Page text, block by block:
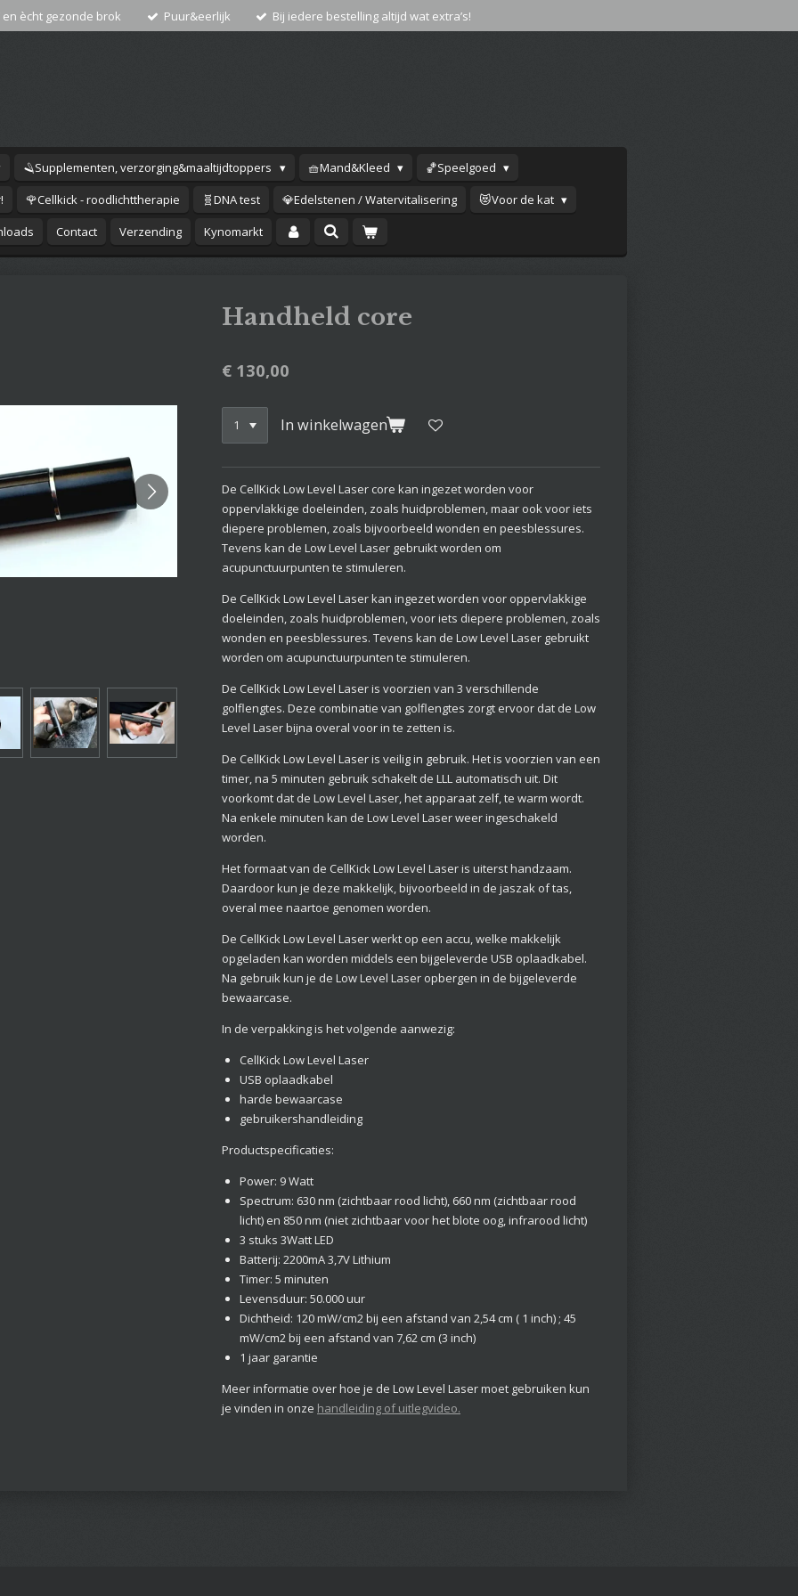
en ècht gezonde brok Puur&eerlijk Bij iedere bestelling altijd wat extra’s!
🪒Supplementen, verzorging&maaltijdtoppers 🧺Mand&Kleed
🏀Speelgoed
🌹Cellkick - roodlichttherapie 🧬DNA test 💎Edelstenen / Watervitalisering
😻Voor de kat
Contact Verzending Kynomarkt
Handheld core
€ 130,00
In winkelwagen
De CellKick Low Level Laser core kan ingezet worden voor
oppervlakkige doeleinden, zoals huidproblemen, maar ook voor iets
diepere problemen, zoals bijvoorbeeld wonden en peesblessures.
Tevens kan de Low Level Laser gebruikt worden om
acupunctuurpunten te stimuleren.
De CellKick Low Level Laser kan ingezet worden voor oppervlakkige
doeleinden, zoals huidproblemen, voor iets diepere problemen, zoals
wonden en peesblessures. Tevens kan de Low Level Laser gebruikt
worden om acupunctuurpunten te stimuleren.
De CellKick Low Level Laser is voorzien van 3 verschillende
golflengtes. Deze combinatie van golflengtes zorgt ervoor dat de Low
Level Laser bijna overal voor in te zetten is.
De CellKick Low Level Laser is veilig in gebruik. Het is voorzien van een
timer, na 5 minuten gebruik schakelt de LLL automatisch uit. Dit
voorkomt dat de Low Level Laser, het apparaat zelf, te warm wordt.
Na enkele minuten kan de Low Level Laser weer ingeschakeld
worden.
Het formaat van de CellKick Low Level Laser is uiterst handzaam.
Daardoor kun je deze makkelijk, bijvoorbeeld in de jaszak of tas,
overal mee naartoe genomen worden.
De CellKick Low Level Laser werkt op een accu, welke makkelijk
opgeladen kan worden middels een bijgeleverde USB oplaadkabel.
Na gebruik kun je de Low Level Laser opbergen in de bijgeleverde
bewaarcase.
In de verpakking is het volgende aanwezig:
CellKick Low Level Laser
USB oplaadkabel
harde bewaarcase
gebruikershandleiding
Productspecificaties:
Power: 9 Watt
Spectrum: 630 nm (zichtbaar rood licht), 660 nm (zichtbaar rood
licht) en 850 nm (niet zichtbaar voor het blote oog, infrarood licht)
3 stuks 3Watt LED
Batterij: 2200mA 3,7V Lithium
Timer: 5 minuten
Levensduur: 50.000 uur
Dichtheid: 120 mW/cm2 bij een afstand van 2,54 cm ( 1 inch) ; 45
mW/cm2 bij een afstand van 7,62 cm (3 inch)
1 jaar garantie
Meer informatie over hoe je de Low Level Laser moet gebruiken kun
je vinden in onze handleiding of uitlegvideo.